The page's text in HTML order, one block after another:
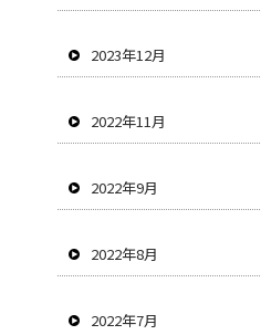
2023年12月
2022年11月
2022年9月
2022年8月
2022年7月